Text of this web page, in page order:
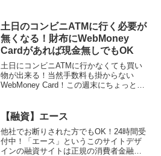
土日のコンビニATMに行く必要が
無くなる！財布にWebMoney
Cardがあれば現金無しでもOK
土日にコンビニATMに行かなくても買い
物が出来る！当然手数料も掛からない
WebMoney Card！この週末にちょっと散
行けば時間も有効に使える、と思って早
起きをしよう...
【融資】エース
他社でお断りされた方でもOK！24時間受
付中！「エース」というこのサイトデザ
インの融資サイトは正規の消費者金融で